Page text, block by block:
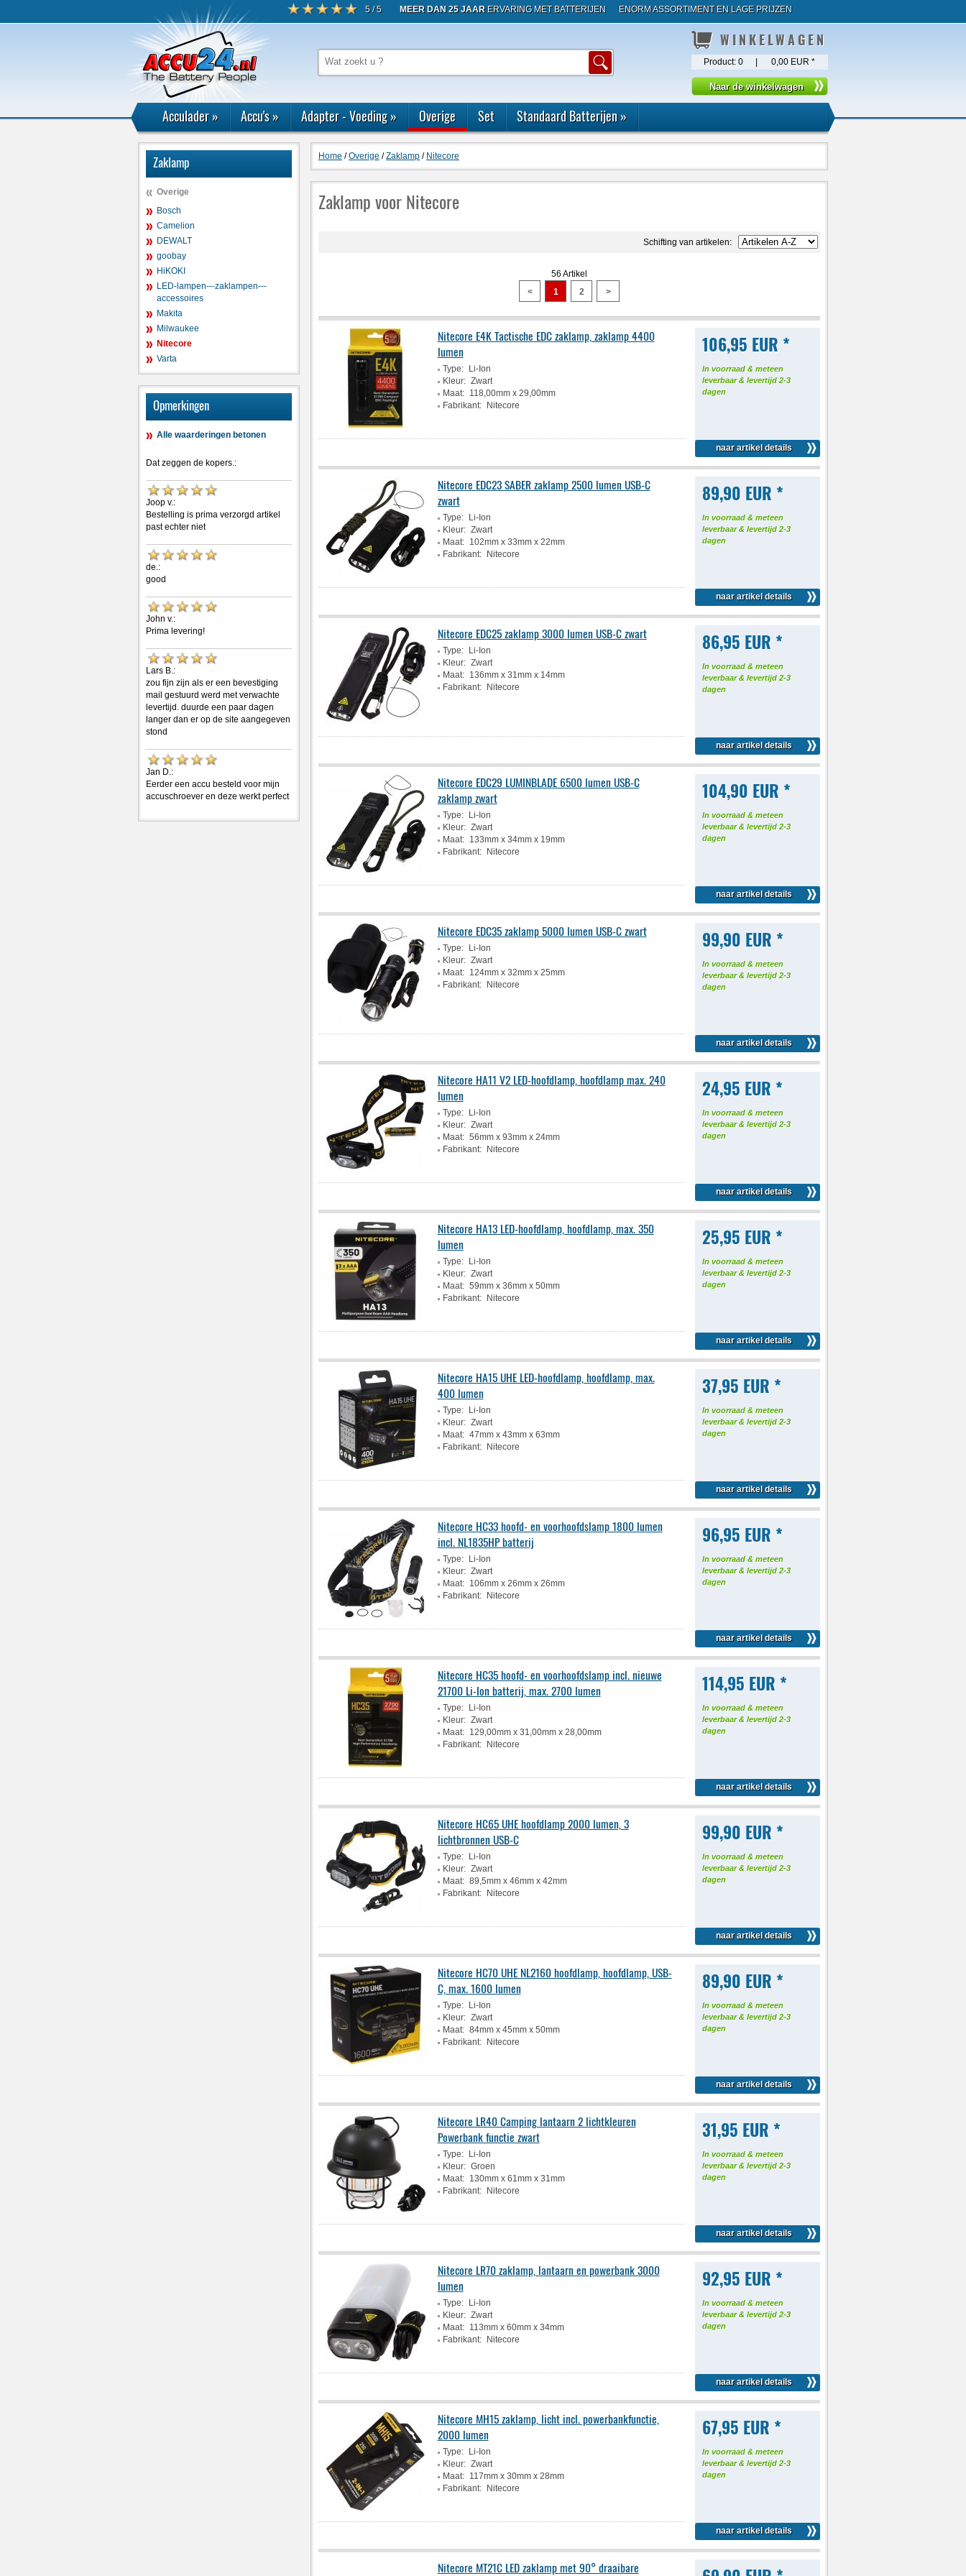
5 / 5 MEER DAN 25 JAAR ERVARING MET BATTERIJEN ENORM ASSORTIMENT EN LAGE PRIJZEN
WINKELWAGEN
Product: 0 0,00 EUR *
Acculader» Accu's» Adapter - Voeding» Overige Set Standaard Batterijen»
Zaklamp
Overige
Bosch
Camelion
DEWALT
goobay
HiKOKI
LED-lampen---zaklampen---
accessoires
Makita
Milwaukee
Nitecore
Varta
Opmerkingen
Alle waarderingen betonen
Dat zeggen de kopers.:
Joop v.:
Bestelling is prima verzorgd artikel
past echter niet
de.:
good
John v.:
Prima levering!
Lars B.:
zou fijn zijn als er een bevestiging
mail gestuurd werd met verwachte
levertijd. duurde een paar dagen
langer dan er op de site aangegeven
stond
Jan D.:
Eerder een accu besteld voor mijn
accuschroever en deze werkt perfect
Home /Overige /Zaklamp / Nitecore
Zaklamp voor Nitecore
Schifting van artikelen:
56 Artikel
<
1 2 >
106,95 EUR *
In voorraad & meteen
leverbaar & levertijd 2-3
dagen
naar artikel details
Nitecore E4K Tactische EDC zaklamp, zaklamp 4400
lumen
Type:
Li-Ion
Kleur: Zwart
Maat:
118,00mm x 29,00mm
Fabrikant:
Nitecore
89,90 EUR *
In voorraad & meteen
leverbaar & levertijd 2-3
dagen
naar artikel details
Nitecore EDC23 SABER zaklamp 2500 lumen USB-C
zwart
Type:
Li-Ion
Kleur: Zwart
Maat:
102mm x 33mm x 22mm
Fabrikant:
Nitecore
86,95 EUR *
In voorraad & meteen
leverbaar & levertijd 2-3
dagen
naar artikel details
Nitecore EDC25 zaklamp 3000 lumen USB-C zwart
Type:
Li-Ion
Kleur: Zwart
Maat:
136mm x 31mm x 14mm
Fabrikant:
Nitecore
104,90 EUR *
In voorraad & meteen
leverbaar & levertijd 2-3
dagen
naar artikel details
Nitecore EDC29 LUMINBLADE 6500 lumen USB-C
zaklamp zwart
Type:
Li-Ion
Kleur: Zwart
Maat:
133mm x 34mm x 19mm
Fabrikant:
Nitecore
99,90 EUR *
In voorraad & meteen
leverbaar & levertijd 2-3
dagen
naar artikel details
Nitecore EDC35 zaklamp 5000 lumen USB-C zwart
Type:
Li-Ion
Kleur: Zwart
Maat:
124mm x 32mm x 25mm
Fabrikant:
Nitecore
24,95 EUR *
In voorraad & meteen
leverbaar & levertijd 2-3
dagen
naar artikel details
Nitecore HA11 V2 LED-hoofdlamp, hoofdlamp max. 240
lumen
Type:
Li-Ion
Kleur: Zwart
Maat: 56mm x 93mm x 24mm
Fabrikant:
Nitecore
25,95 EUR *
In voorraad & meteen
leverbaar & levertijd 2-3
dagen
naar artikel details
Nitecore HA13 LED-hoofdlamp, hoofdlamp, max. 350
lumen
Type:
Li-Ion
Kleur: Zwart
Maat: 59mm x 36mm x 50mm
Fabrikant:
Nitecore
37,95 EUR *
In voorraad & meteen
leverbaar & levertijd 2-3
dagen
naar artikel details
Nitecore HA15 UHE LED-hoofdlamp, hoofdlamp, max.
400 lumen
Type:
Li-Ion
Kleur: Zwart
Maat: 47mm x 43mm x 63mm
Fabrikant:
Nitecore
96,95 EUR *
In voorraad & meteen
leverbaar & levertijd 2-3
dagen
naar artikel details
Nitecore HC33 hoofd- en voorhoofdslamp 1800 lumen
incl. NL1835HP batterij
Type:
Li-Ion
Kleur: Zwart
Maat:
106mm x 26mm x 26mm
Fabrikant:
Nitecore
114,95 EUR *
In voorraad & meteen
leverbaar & levertijd 2-3
dagen
naar artikel details
Nitecore HC35 hoofd- en voorhoofdslamp incl. nieuwe
21700 Li-Ion batterij, max. 2700 lumen
Type:
Li-Ion
Kleur: Zwart
Maat:
129,00mm x 31,00mm x 28,00mm
Fabrikant:
Nitecore
99,90 EUR *
In voorraad & meteen
leverbaar & levertijd 2-3
dagen
naar artikel details
Nitecore HC65 UHE hoofdlamp 2000 lumen, 3
lichtbronnen USB-C
Type:
Li-Ion
Kleur: Zwart
Maat: 89,5mm x 46mm x 42mm
Fabrikant:
Nitecore
89,90 EUR *
In voorraad & meteen
leverbaar & levertijd 2-3
dagen
naar artikel details
Nitecore HC70 UHE NL2160 hoofdlamp, hoofdlamp, USB-
C, max. 1600 lumen
Type:
Li-Ion
Kleur: Zwart
Maat: 84mm x 45mm x 50mm
Fabrikant:
Nitecore
31,95 EUR *
In voorraad & meteen
leverbaar & levertijd 2-3
dagen
naar artikel details
Nitecore LR40 Camping lantaarn 2 lichtkleuren
Powerbank functie zwart
Type:
Li-Ion
Kleur: Groen
Maat:
130mm x 61mm x 31mm
Fabrikant:
Nitecore
92,95 EUR *
In voorraad & meteen
leverbaar & levertijd 2-3
dagen
naar artikel details
Nitecore LR70 zaklamp, lantaarn en powerbank 3000
lumen
Type:
Li-Ion
Kleur: Zwart
Maat:
113mm x 60mm x 34mm
Fabrikant:
Nitecore
67,95 EUR *
In voorraad & meteen
leverbaar & levertijd 2-3
dagen
naar artikel details
Nitecore MH15 zaklamp, licht incl. powerbankfunctie,
2000 lumen
Type:
Li-Ion
Kleur: Zwart
Maat:
117mm x 30mm x 28mm
Fabrikant:
Nitecore
Nitecore MT21C LED zaklamp met 90° draaibare